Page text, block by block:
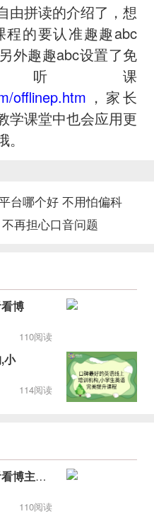
拼读的介绍了，想
的要认准趣趣abc
外趣趣abc设置了免
课
offlinep.htm ，家长
学课堂中也会应用更
台哪个好 不用怕偏科
再担心口音问题
博
110阅读
小
114阅读
幼儿线上英语启蒙哪个好？看看博主推荐的！
110阅读